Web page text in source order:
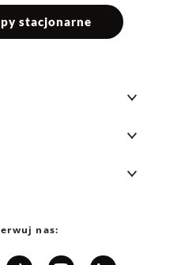
stacjonarne
07
nas: